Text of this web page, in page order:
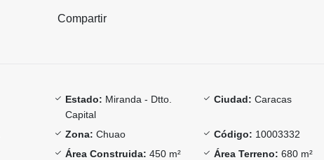
Compartir
Estado: Miranda - Dtto.
Capital
Ciudad: Caracas
Zona: Chuao Código: 10003332
Área Construida: 450 m² Área Terreno: 680 m²